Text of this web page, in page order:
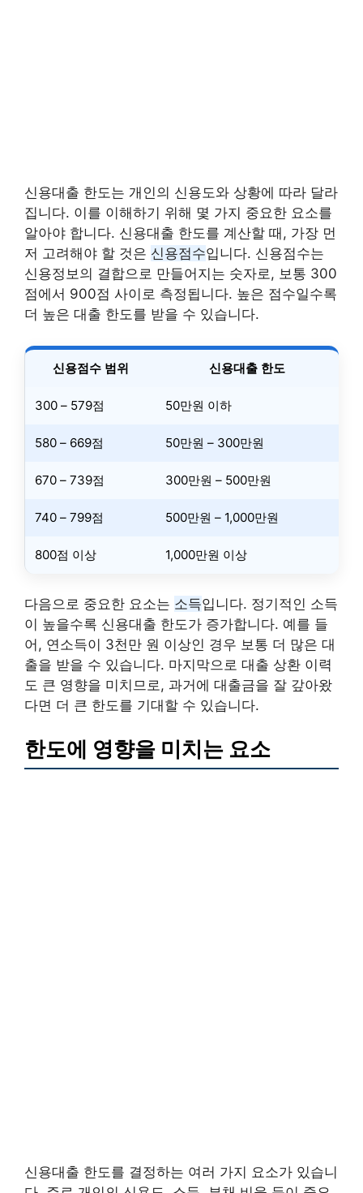
신용대출 한도는 개인의 신용도와 상황에 따라 달라
집니다. 이를 이해하기 위해 몇 가지 중요한 요소를
알아야 합니다. 신용대출 한도를 계산할 때, 가장 먼
저 고려해야 할 것은 신용점수입니다. 신용점수는
신용정보의 결합으로 만들어지는 숫자로, 보통 300
점에서 900점 사이로 측정됩니다. 높은 점수일수록
더 높은 대출 한도를 받을 수 있습니다.
신용점수 범위 신용대출 한도
300 – 579점 50만원 이하
580 – 669점 50만원 – 300만원
670 – 739점 300만원 – 500만원
740 – 799점 500만원 – 1,000만원
800점 이상 1,000만원 이상
다음으로 중요한 요소는 소득입니다. 정기적인 소득
이 높을수록 신용대출 한도가 증가합니다. 예를 들
어, 연소득이 3천만 원 이상인 경우 보통 더 많은 대
출을 받을 수 있습니다. 마지막으로 대출 상환 이력
도 큰 영향을 미치므로, 과거에 대출금을 잘 갚아왔
다면 더 큰 한도를 기대할 수 있습니다.
한도에 영향을 미치는 요소
신용대출 한도를 결정하는 여러 가지 요소가 있습니